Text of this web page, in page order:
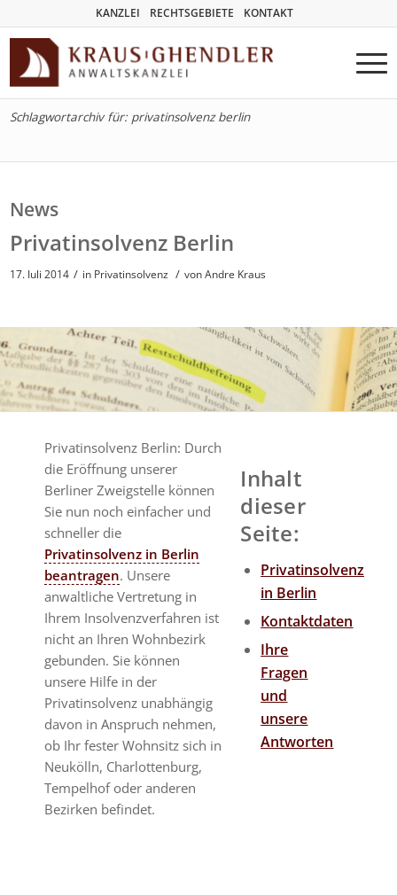
KANZLEI RECHTSGEBIETE KONTAKT
Schlagwortarchiv für: privatinsolvenz berlin
News
Privatinsolvenz Berlin
17. Juli 2014 / in Privatinsolvenz / vonAndre Kraus
Privatinsolvenz Berlin: Durch
die Eröffnung unserer
Berliner Zweigstelle können
Sie nun noch einfacher und
schneller die
Privatinsolvenz in Berlin
beantragen. Unsere
anwaltliche Vertretung in
Ihrem Insolvenzverfahren ist
nicht an Ihren Wohnbezirk
gebunden. Sie können
unsere Hilfe in der
Privatinsolvenz unabhängig
davon in Anspruch nehmen,
ob Ihr fester Wohnsitz sich in
Neukölln, Charlottenburg,
Tempelhof oder anderen
Bezirken befindet.
Inhalt
dieser
Seite:
Privatinsolvenz
in Berlin
Kontaktdaten
Ihre
Fragen
und
unsere
Antworten